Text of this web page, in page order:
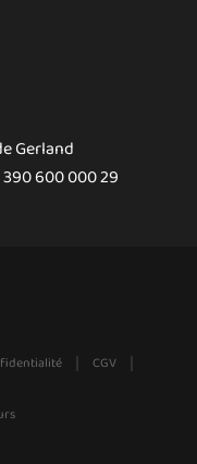
Gerland
600 000 29
| CGV |